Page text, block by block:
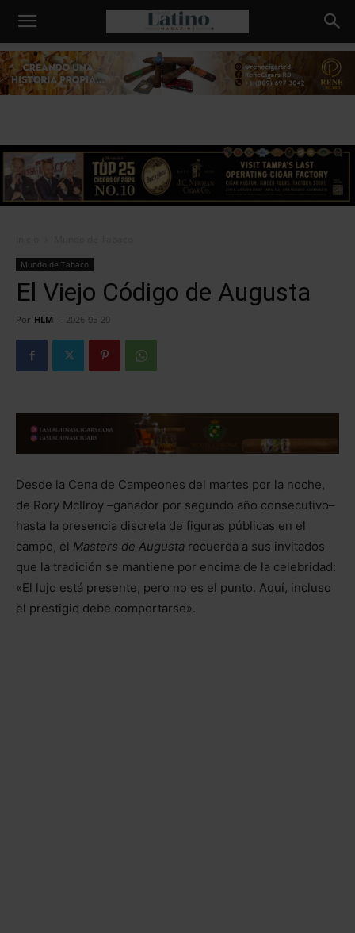
Humo
Latino
Mundo de Tabaco
El Viejo Código de Augusta
Por HLM - 2026-05-20
Desde la Cena de Campeones del martes por la noche,
de Rory McIlroy –ganador por segundo año consecutivo–
hasta la presencia discreta de figuras públicas en el
campo, el Masters de Augusta recuerda a sus invitados
que la tradición se mantiene por encima de la celebridad:
«El lujo está presente, pero no es el punto. Aquí, incluso
el prestigio debe comportarse».